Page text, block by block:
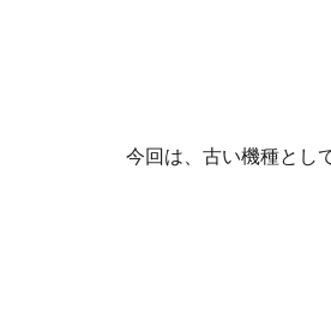
今回は、古い機種とし